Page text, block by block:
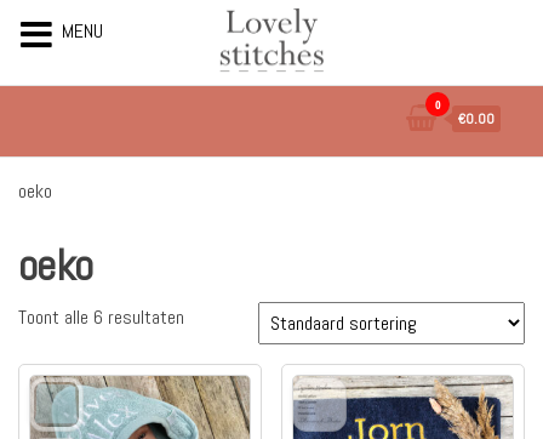
de
inhoud
0
€0.00
oeko
oeko
Toont alle 6 resultaten
MENU